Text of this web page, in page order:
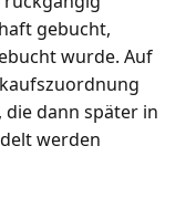
gebucht,
wurde. Auf
dann später in
werden